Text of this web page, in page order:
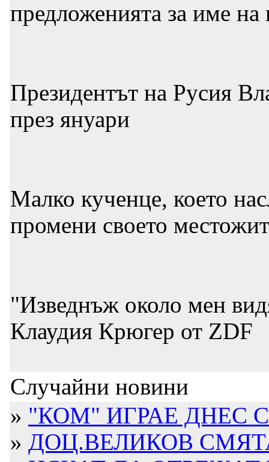
предложенията за име на
Президентът на Русия
през януари
Малко кученце, което
промени своето
"Изведнъж около мен
Клаудия Крюгер от ZDF
Случайни новини
» "КОМ" ИГРАЕ ДНЕС
» ДОЦ.ВЕЛИКОВ